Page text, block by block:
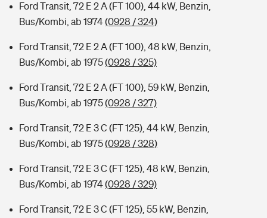
Ford Transit, 72 E 2 A (FT 100), 44 kW, Benzin,
Bus/Kombi, ab 1974(0928 / 324)
Ford Transit, 72 E 2 A (FT 100), 48 kW, Benzin,
Bus/Kombi, ab 1975(0928 / 325)
Ford Transit, 72 E 2 A (FT 100), 59 kW, Benzin,
Bus/Kombi, ab 1975(0928 / 327)
Ford Transit, 72 E 3 C (FT 125), 44 kW, Benzin,
Bus/Kombi, ab 1975(0928 / 328)
Ford Transit, 72 E 3 C (FT 125), 48 kW, Benzin,
Bus/Kombi, ab 1974(0928 / 329)
Ford Transit, 72 E 3 C (FT 125), 55 kW, Benzin,